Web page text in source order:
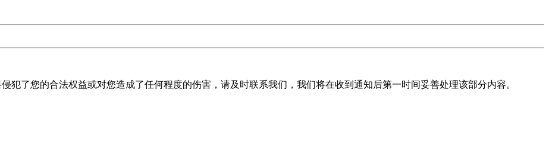
犯了您的合法权益或对您造成了任何程度的伤害，请及时联系我们，我们将在收到通知后第一时间妥善处理该部分内容。